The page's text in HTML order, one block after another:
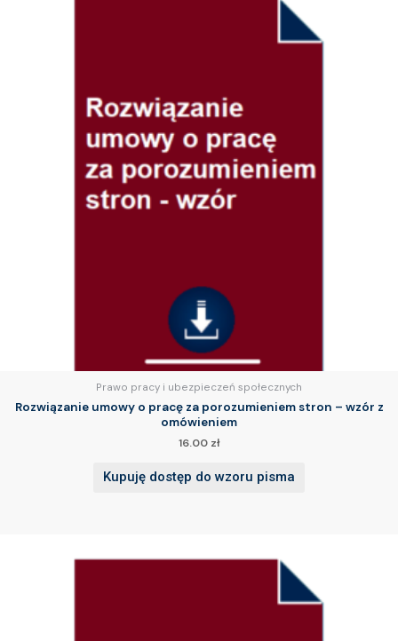
Prawo pracy i ubezpieczeń społecznych
Rozwiązanie umowy o pracę za porozumieniem stron – wzór z
omówieniem
16.00 zł
Kupuję dostęp do wzoru pisma